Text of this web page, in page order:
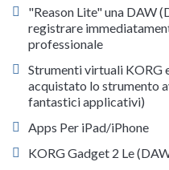
"Reason Lite" una DAW
registrare
professionale
Strumenti virtuali KORG
acquistato lo strumento
fantastici applicativi)
Apps Per iPad/iPhone
KORG Gadget 2 Le